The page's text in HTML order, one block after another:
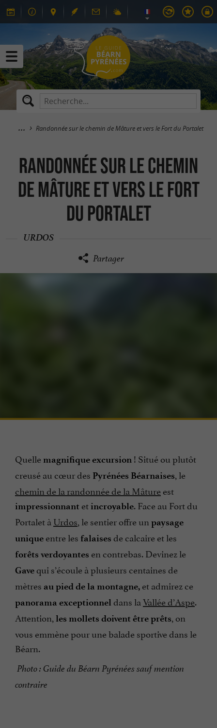
Randonnée sur le chemin de Mâture et vers le Fort du Portalet
Randonnée sur le chemin
de Mâture et vers le Fort
du Portalet
URDOS
Partager
Quelle magnifique excursion ! Situé ou plutôt
creusé au cœur des Pyrénées Béarnaises, le
chemin de la randonnée de la Mâtureest
impressionnant etincroyable. Face au Fort du
Portalet à Urdos, le sentier offre un paysage
unique entre les falaises de calcaire et les
forêts verdoyantes en contrebas. Devinez le
Gavequi s’écoule à plusieurs centaines de
mètres au pied de la montagne, et admirez ce
panorama exceptionnel dans laVallée d’Aspe.
Attention, les mollets doivent être prêts, on
vous emmène pour une balade sportive dans le
Béarn.
Photo : Guide du Béarn Pyrénées sauf mention
contraire